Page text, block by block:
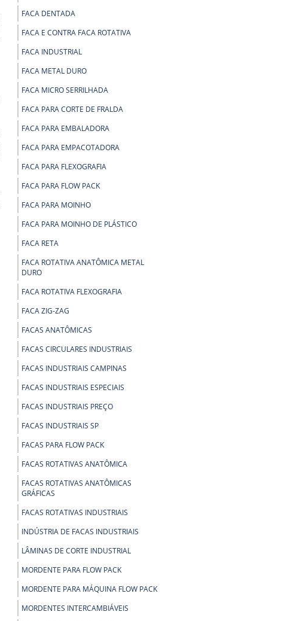
FACA DENTADA
FACA E CONTRA FACA ROTATIVA
FACA INDUSTRIAL
FACA METAL DURO
FACA MICRO SERRILHADA
FACA PARA CORTE DE FRALDA
FACA PARA EMBALADORA
FACA PARA EMPACOTADORA
FACA PARA FLEXOGRAFIA
FACA PARA FLOW PACK
FACA PARA MOINHO
FACA PARA MOINHO DE PLÁSTICO
FACA RETA
FACA ROTATIVA ANATÔMICA METAL
DURO
FACA ROTATIVA FLEXOGRAFIA
FACA ZIG-ZAG
FACAS ANATÔMICAS
FACAS CIRCULARES INDUSTRIAIS
FACAS INDUSTRIAIS CAMPINAS
FACAS INDUSTRIAIS ESPECIAIS
FACAS INDUSTRIAIS PREÇO
FACAS INDUSTRIAIS SP
FACAS PARA FLOW PACK
FACAS ROTATIVAS ANATÔMICA
FACAS ROTATIVAS ANATÔMICAS
GRÁFICAS
FACAS ROTATIVAS INDUSTRIAIS
INDÚSTRIA DE FACAS INDUSTRIAIS
LÂMINAS DE CORTE INDUSTRIAL
MORDENTE PARA FLOW PACK
MORDENTE PARA MÁQUINA FLOW PACK
MORDENTES INTERCAMBIÁVEIS